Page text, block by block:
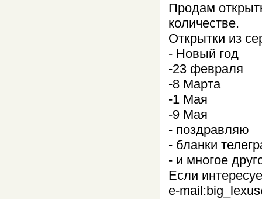
Продам
количестве.
Открытки из
- Новый год
-23 февраля
-8 Марта
-1 Мая
-9 Мая
- поздравляю
- бланки
- и многое
Если
e-